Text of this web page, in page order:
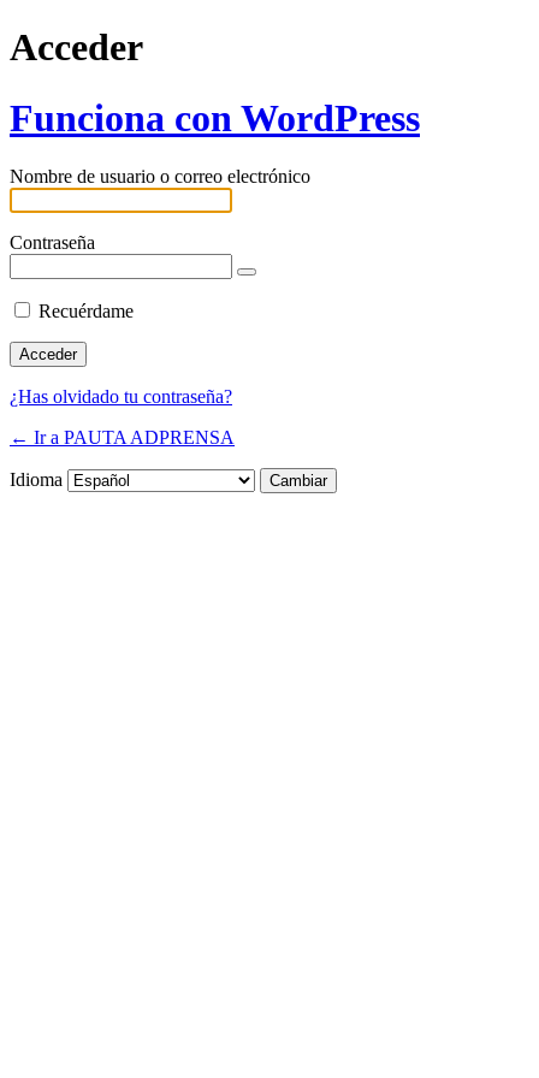
Acceder
Funciona con WordPress
Nombre de usuario o correo electrónico
Contraseña
Recuérdame
¿Has olvidado tu contraseña?
← Ir a PAUTA ADPRENSA
Idioma